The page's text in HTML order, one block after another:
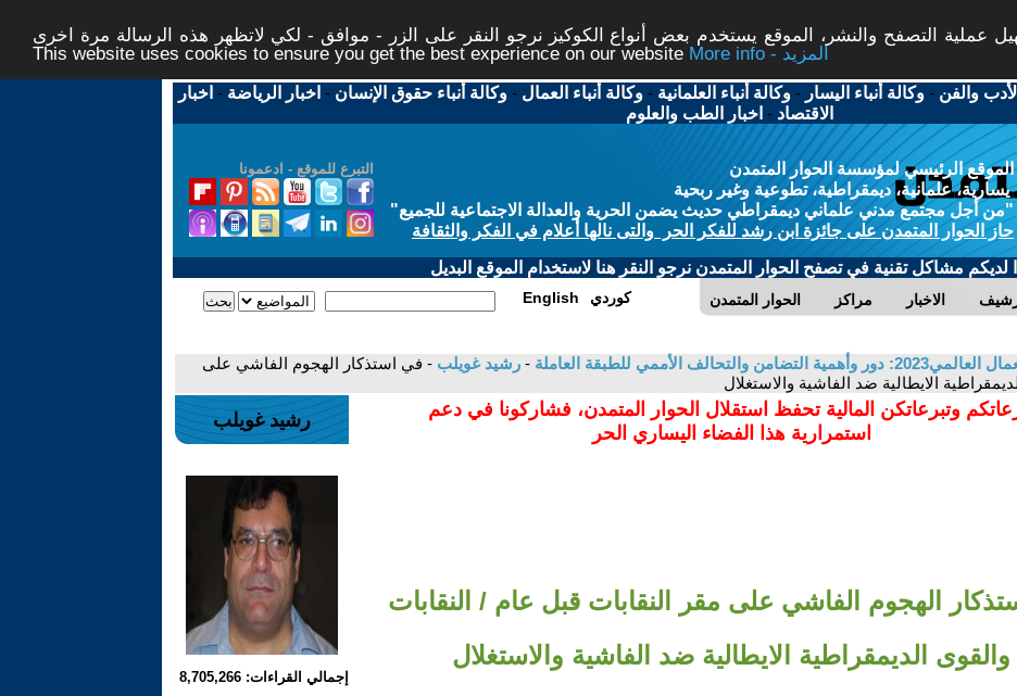
عملية التصفح والنشر، الموقع يستخدم بعض أنواع الكوكيز نرجو النقر على الزر - موافق - لكي لاتظهر هذه الرسالة مرة اخرى -
This website uses cookies to ensure you get the best experience on our website
More info - المزيد
والفن -وكالة أنباء اليسار -وكالة أنباء العلمانية -وكالة أنباء العمال -وكالة أنباء حقوق الإنسان - اخبار الرياضة - اخبار
الاقتصاد - اخبار الطب والعلوم
التبرع للموقع - ادعمونا
الموقع الرئيسي لمؤسسة الحوار المتمدن
يسارية، علمانية، ديمقراطية، تطوعية وغير ربحية
"من أجل مجتمع مدني علماني ديمقراطي حديث يضمن الحرية والعدالة الاجتماعية للجميع"
حاز الحوار المتمدن على جائزة ابن رشد للفكر الحر والتى نالها أعلام في الفكر والثقافة
لديكم مشاكل تقنية في تصفح الحوار المتمدن نرجو النقر هنا لاستخدام الموقع البديل
الحوار المتمدن مراكز الاخبار English كوردي
- رشيد غويلب - في استذكار الهجوم الفاشي على
الايطالية ضد الفاشية والاستغلال
وتبرعاتكن المالية تحفظ استقلال الحوار المتمدن، فشاركونا في دعم
استمرارية هذا الفضاء اليساري الحر
الهجوم الفاشي على مقر النقابات قبل عام / النقابات
والقوى الديمقراطية الايطالية ضد الفاشية والاستغلال
رشيد غويلب
إجمالي القراءات: 8,705,266